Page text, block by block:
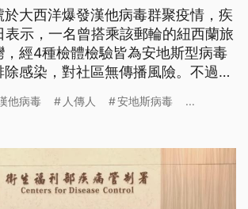
大西洋爆發漢他病毒群聚疫情，疾
表示，一名曾搭乘該郵輪的紐西蘭旅
經4種檢體檢驗皆為安地斯型病毒
感染，對社區無傳播風險。不過由
理」至6月6日。
他病毒 人傳人 安地斯病毒 ...